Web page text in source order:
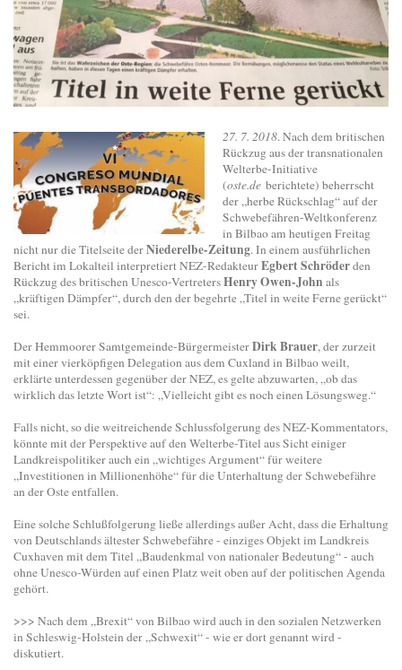
27. 7. 2018. Nach dem britischen
Rückzug aus der transnationalen
Welterbe-Initiative
(oste.de berichtete) beherrscht
der „herbe Rückschlag“ auf der
Schwebefähren-Weltkonferenz
in Bilbao am heutigen Freitag
nicht nur die Titelseite derNiederelbe-Zeitung. In einem ausführlichen
Bericht im Lokalteil interpretiert NEZ-RedakteurEgbert Schröderden
Rückzug des britischen Unesco-VertretersHenry Owen-John als
„kräftigen Dämpfer“, durch den der begehrte „Titel in weite Ferne gerückt“
sei.
Der Hemmoorer Samtgemeinde-BürgermeisterDirk Brauer, der zurzeit
mit einer vierköpfigen Delegation aus dem Cuxland in Bilbao weilt,
erklärte unterdessen gegenüber der NEZ, es gelte abzuwarten, „ob das
wirklich das letzte Wort ist“: „Vielleicht gibt es noch einen Lösungsweg.“
Falls nicht, so die weitreichende Schlussfolgerung des NEZ-Kommentators,
könnte mit der Perspektive auf den Welterbe-Titel aus Sicht einiger
Landkreispolitiker auch ein „wichtiges Argument“ für weitere
„Investitionen in Millionenhöhe“ für die Unterhaltung der Schwebefähre
an der Oste entfallen.
Eine solche Schlußfolgerung ließe allerdings außer Acht, dass die Erhaltung
von Deutschlands ältester Schwebefähre - einziges Objekt im Landkreis
Cuxhaven mit dem Titel „Baudenkmal von nationaler Bedeutung“ - auch
ohne Unesco-Würden auf einen Platz weit oben auf der politischen Agenda
gehört.
>>> Nach dem „Brexit“ von Bilbao wird auch in den sozialen Netzwerken
in Schleswig-Holstein der „Schwexit“ - wie er dort genannt wird -
diskutiert.